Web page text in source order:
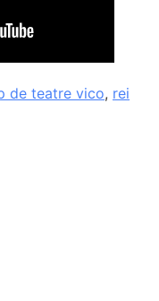
de teatre vico, rei